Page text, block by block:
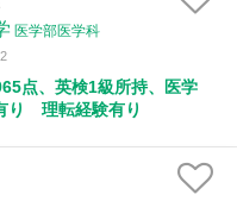
医学部医学科
点、英検1級所持、医学
り 理転経験有り